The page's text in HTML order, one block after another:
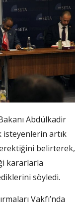
Abdülkadir
isteyenlerin artık
belirterek,
kararlarla
söyledi.
Vakfı’nda